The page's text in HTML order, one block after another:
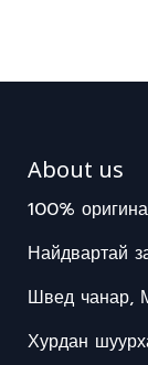
About us
100%
Найдвартай
Швед чанар,
Хурдан